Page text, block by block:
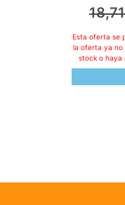
18,71
Esta oferta se
la oferta ya no
stock o haya